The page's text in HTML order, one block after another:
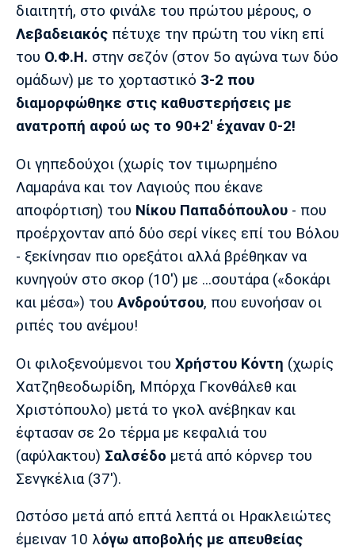
Media
Παρασκήνιο
Ρεάλ
Μαδρίτης
Ατλέτικο
Μαδρίτης
Λίβερπουλ
Μάντσεστερ
Γιουβέντους
Ίντερ
Μπορούσια
Ντόρτμουντ
Παρί Σεν
Ζερμέν
Μαρσέιγ
Μονακό
Ερυθρός
Αστέρας
Τότεναμ
διαιτητή, στο φινάλε του πρώτου μέρους, ο
Λεβαδειακός πέτυχε την πρώτη του νίκη επί
του Ο.Φ.Η. στην σεζόν (στον 5ο αγώνα των δύο
ομάδων) με το χορταστικό 3-2 που
διαμορφώθηκε στις καθυστερήσεις με
ανατροπή αφού ως το 90+2' έχαναν 0-2!
Οι γηπεδούχοι (χωρίς τον τιμωρημέno
Λαμαράνα και τον Λαγιούς που έκανε
αποφόρτιση) του Νίκου Παπαδόπουλου - που
προέρχονταν από δύο σερί νίκες επί του Bόλου
- ξεκίνησαν πιο ορεξάτοι αλλά βρέθηκαν να
κυνηγούν στο σκορ (10') με ...σουτάρα («δοκάρι
και μέσα») του Ανδρούτσου, που ευνοήσαν οι
ριπές του ανέμου!
Οι φιλοξενούμενοι του Xρήστου Κόντη (χωρίς
Χατζηθεοδωρίδη, Μπόρχα Γκονθάλεθ και
Χριστόπουλο) μετά το γκολ ανέβηκαν και
έφτασαν σε 2ο τέρμα με κεφαλιά του
(αφύλακτου) Σαλσέδο μετά από κόρνερ του
Σενγκέλια (37').
Ωστόσο μετά από επτά λεπτά οι Ηρακλειώτες
έμειναν 10 λόγω αποβολής με απευθείας